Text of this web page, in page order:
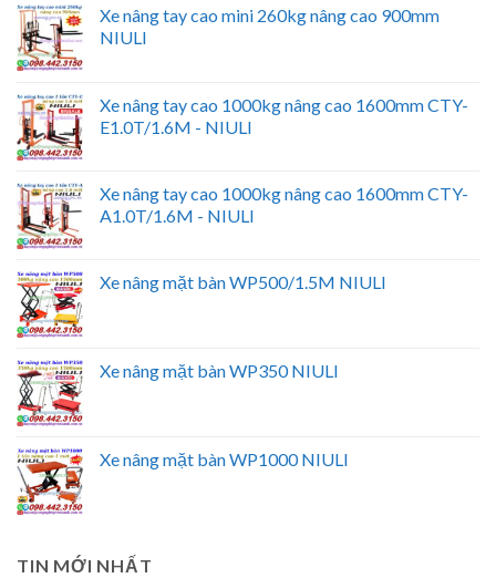
Xe nâng tay cao mini 260kg nâng cao 900mm
NIULI
Xe nâng tay cao 1000kg nâng cao 1600mm CTY-
E1.0T/1.6M - NIULI
Xe nâng tay cao 1000kg nâng cao 1600mm CTY-
A1.0T/1.6M - NIULI
Xe nâng mặt bàn WP500/1.5M NIULI
Xe nâng mặt bàn WP350 NIULI
Xe nâng mặt bàn WP1000 NIULI
TIN MỚI NHẤT